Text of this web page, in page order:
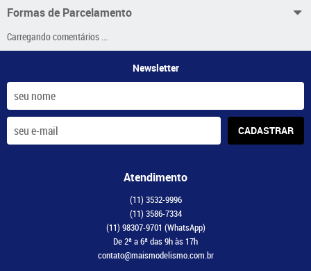
Formas de Parcelamento
Carregando comentários ...
Newsletter
CADASTRAR
Atendimento
(11) 3532-9996
(11) 3586-7334
(11) 98307-9701 (WhatsApp)
De 2ª a 6ª das 9h às 17h
contato@maismodelismo.com.br